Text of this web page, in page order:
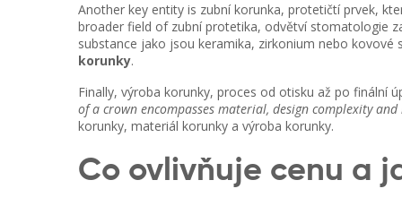
Another key entity is zubní korunka, protetičtí prvek,
broader field of zubní protetika, odvětví stomatologie
substance jako jsou keramika, zirkonium nebo kovové
korunky.
Finally, výroba korunky, proces od otisku až po finální
of a crown encompasses material, design complexity
korunky, materiál korunky a výroba korunky.
Co ovlivňuje cenu a